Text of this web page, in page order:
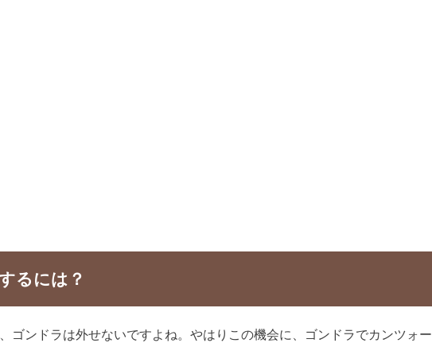
るには？
ゴンドラは外せないですよね。やはりこの機会に、ゴンドラでカンツォー